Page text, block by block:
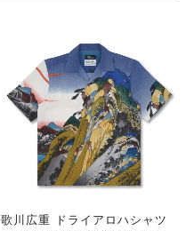
歌川広重 ドライアロハシャツ